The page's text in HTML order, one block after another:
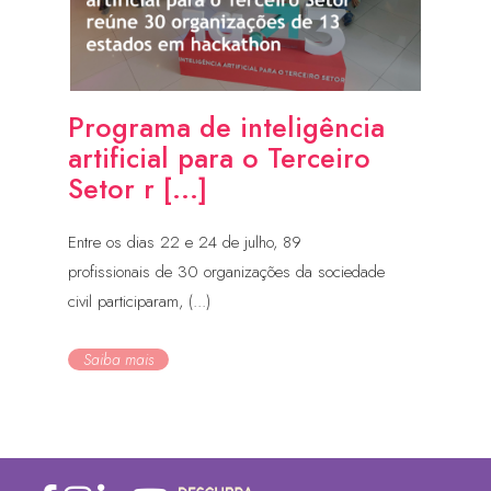
Programa de inteligência
artificial para o Terceiro
Setor r [...]
Entre os dias 22 e 24 de julho, 89
profissionais de 30 organizações da sociedade
civil participaram, (...)
Saiba mais